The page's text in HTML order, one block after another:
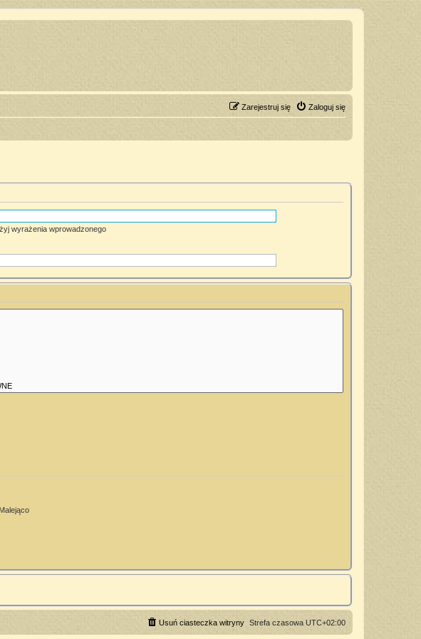
Zaloguj się
Zarejestruj się
wyrażenia wprowadzonego
Malejąco
Strefa czasowa UTC+02:00
Usuń ciasteczka witryny